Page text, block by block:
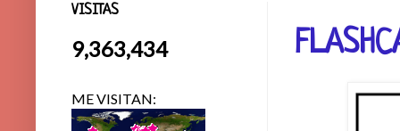
VISITAS
9,363,434
ME VISITAN: